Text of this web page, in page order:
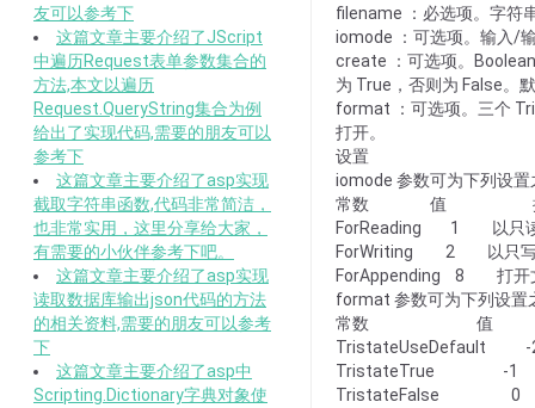
友可以参考下
这篇文章主要介绍了JScript
中遍历Request表单参数集合的
方法,本文以遍历
Request.QueryString集合为例
给出了实现代码,需要的朋友可以
参考下
这篇文章主要介绍了asp实现
截取字符串函数,代码非常简洁，
也非常实用，这里分享给大家，
有需要的小伙伴参考下吧。
这篇文章主要介绍了asp实现
读取数据库输出json代码的方法
的相关资料,需要的朋友可以参考
下
这篇文章主要介绍了asp中
Scripting.Dictionary字典对象使
filename ：必选项。字符
iomode ：可选项。输入/
create ：可选项。
为 True，否则为 False。
format ：可选项。三个
打开。
设置
iomode 参数可为下列设
常数 值 描
ForReading 1 以只读
ForWriting 2 以只写方
ForAppending 8 打开
format 参数可为下列设置
常数 值
TristateUseDefault -2
TristateTrue -1 以
TristateFalse 0 以